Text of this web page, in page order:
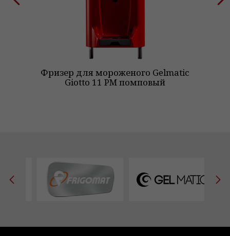
Фризер для мороженого Gelmatic
Giotto 11 PM помповый